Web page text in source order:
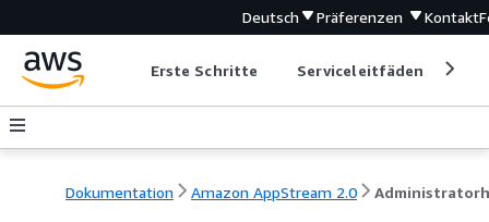
Deutsch Präferenzen Kontakt
Erste Schritte Serviceleitfäden
Dokumentation Amazon AppStream 2.0